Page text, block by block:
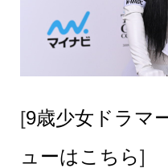
[9歳少女ドラマ
ューはこちら]